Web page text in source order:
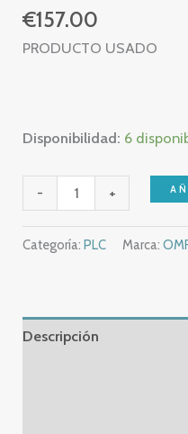
€157.00
PRODUCTO USADO
Disponibilidad: 6
-
OMRON
C200H-
ID216
cantidad
+
Categoría:PLC Marca:
Descripción